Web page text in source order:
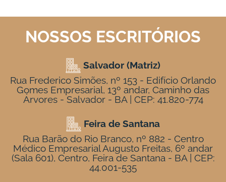
NOSSOS ESCRITÓRIOS
Salvador (Matriz)
Rua Frederico Simões, nº 153 - Edifício Orlando
Gomes Empresarial, 13º andar, Caminho das
Árvores - Salvador - BA | CEP: 41.820-774
Feira de Santana
Rua Barão do Rio Branco, nº 882 - Centro
Médico Empresarial Augusto Freitas, 6º andar
(Sala 601), Centro, Feira de Santana - BA | CEP:
44.001-535